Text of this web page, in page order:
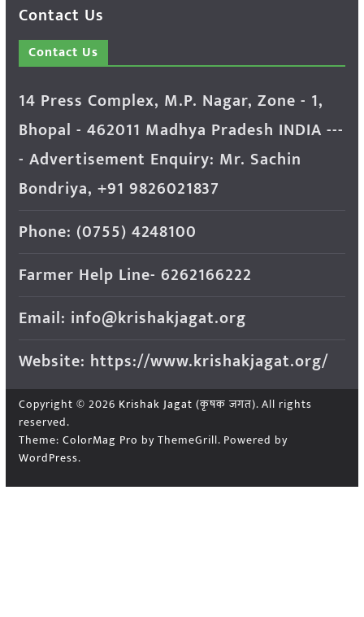
Contact Us
Contact Us
14 Press Complex, M.P. Nagar, Zone - 1,
Bhopal - 462011 Madhya Pradesh INDIA ---
- Advertisement Enquiry: Mr. Sachin
Bondriya, +91 9826021837
Phone: (0755) 4248100
Farmer Help Line- 6262166222
Email: info@krishakjagat.org
Website: https://www.krishakjagat.org/
Copyright © 2026 Krishak Jagat (कृषक जगत). All rights
reserved.
Theme: ColorMag Pro by ThemeGrill. Powered by
WordPress.